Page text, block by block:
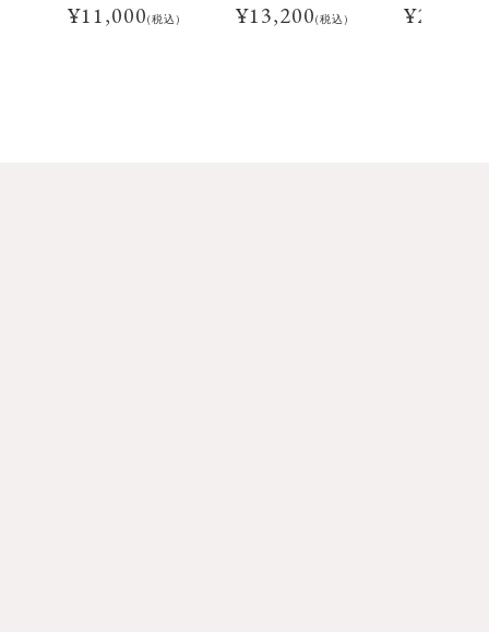
¥11,000(税込) ¥13,200(税込) ¥24,200